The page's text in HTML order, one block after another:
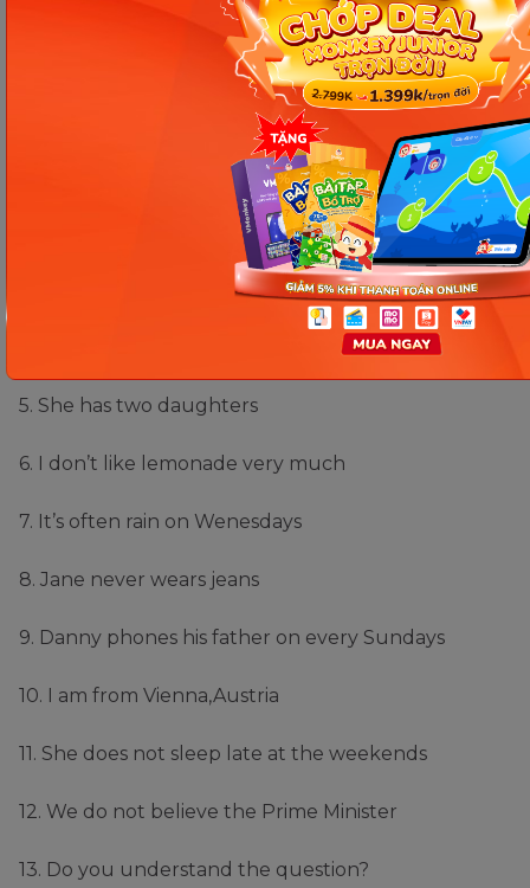
how often / she / go to the cinema / ?
she/ not/ usually/ go/ to the church/.
1. How do you go to school?
2. We don’t believe ghost
3. How often do you study English?
4. Mike doesn’t play soccer in the afternoons.
5. She has two daughters
6. I don’t like lemonade very much
7. It’s often rain on Wenesdays
8. Jane never wears jeans
9. Danny phones his father on every Sundays
10. I am from Vienna,Austria
11. She does not sleep late at the weekends
12. We do not believe the Prime Minister
13. Do you understand the question?